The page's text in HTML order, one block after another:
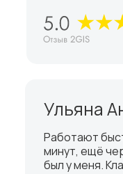
Ульяна
Работают
минут, ещё
был у меня.